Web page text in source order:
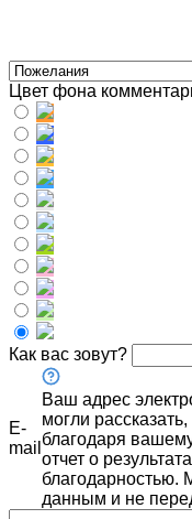
Цвет фона
Как вас зовут?
E-
mail
Ваш адрес
могли
благодаря
отчет о
данным и не